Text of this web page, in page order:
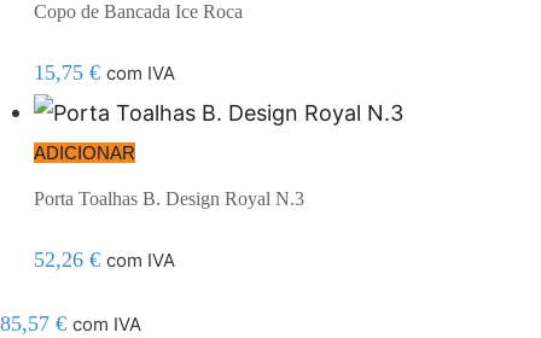
Copo de Bancada Ice Roca
15,75 € com IVA
ADICIONAR
Porta Toalhas B. Design Royal N.3
52,26 € com IVA
85,57 € com IVA